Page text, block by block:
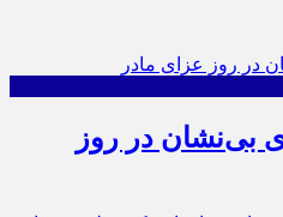
بی‌نشان در روز